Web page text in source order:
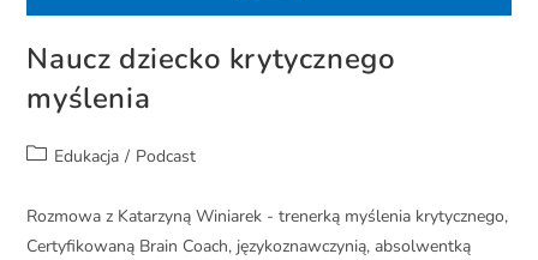
Naucz dziecko krytycznego
myślenia
Edukacja / Podcast
Rozmowa z Katarzyną Winiarek - trenerką myślenia krytycznego,
Certyfikowaną Brain Coach, językoznawczynią, absolwentką